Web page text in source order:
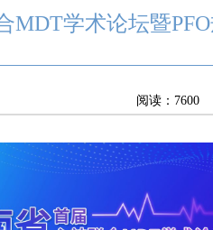
MDT学术论坛暨
阅读：7600